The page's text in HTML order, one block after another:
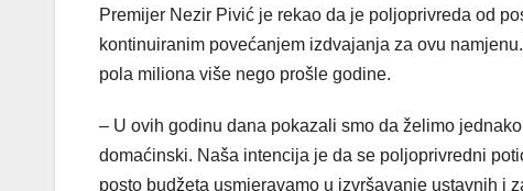
Premijer Nezir Pivić je rekao da je poljoprivreda od
kontinuiranim povećanjem izdvajanja za ovu
pola miliona više nego prošle godine.
– U ovih godinu dana pokazali smo da želimo
domaćinski. Naša intencija je da se poljoprivredni
posto budžeta usmjeravamo u izvršavanje ustavnih i